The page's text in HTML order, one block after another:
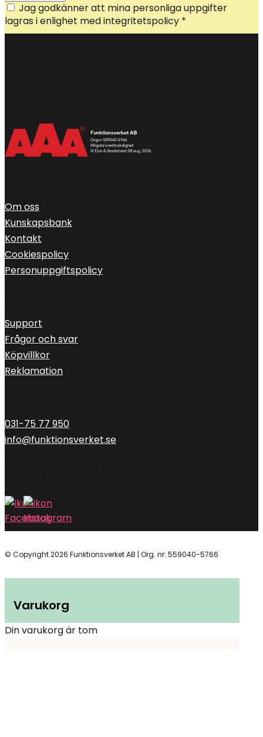
Jag godkänner att mina personliga uppgifter
lagras i enlighet med integritetspolicy *
Om oss
Kunskapsbank
Kontakt
Cookiespolicy
Personuppgiftspolicy
Support
Frågor och svar
Köpvillkor
Reklamation
031-75 77 950
info@funktionsverket.se
© Copyright 2026 Funktionsverket AB | Org. nr: 559040-5766
Varukorg
Din varukorg är tom